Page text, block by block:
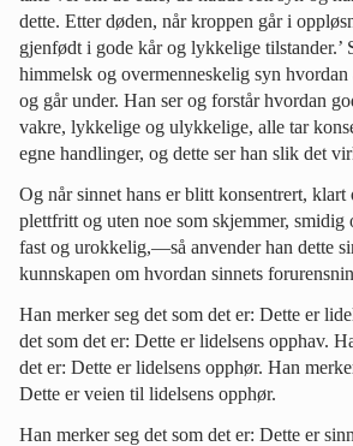
dette. Etter døden, når kroppen går i
gjenfødt i gode kår og lykkelige tilstander.’
himmelsk og overmenneskelig syn hvordan
og går under. Han ser og forstår hvordan
vakre, lykkelige og ulykkelige, alle tar
egne handlinger, og dette ser han slik det
Og når sinnet hans er blitt konsentrert, klart
plettfritt og uten noe som skjemmer, smidig
fast og urokkelig,—så anvender han dette
kunnskapen om hvordan sinnets
Han merker seg det som det er: Dette er
det som det er: Dette er lidelsens opphav.
det er: Dette er lidelsens opphør. Han
Dette er veien til lidelsens opphør.
Han merker seg det som det er: Dette er